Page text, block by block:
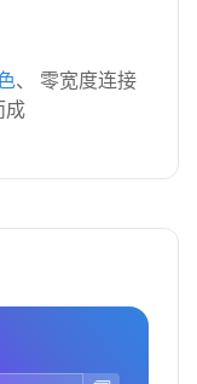
、 零宽度连接
成